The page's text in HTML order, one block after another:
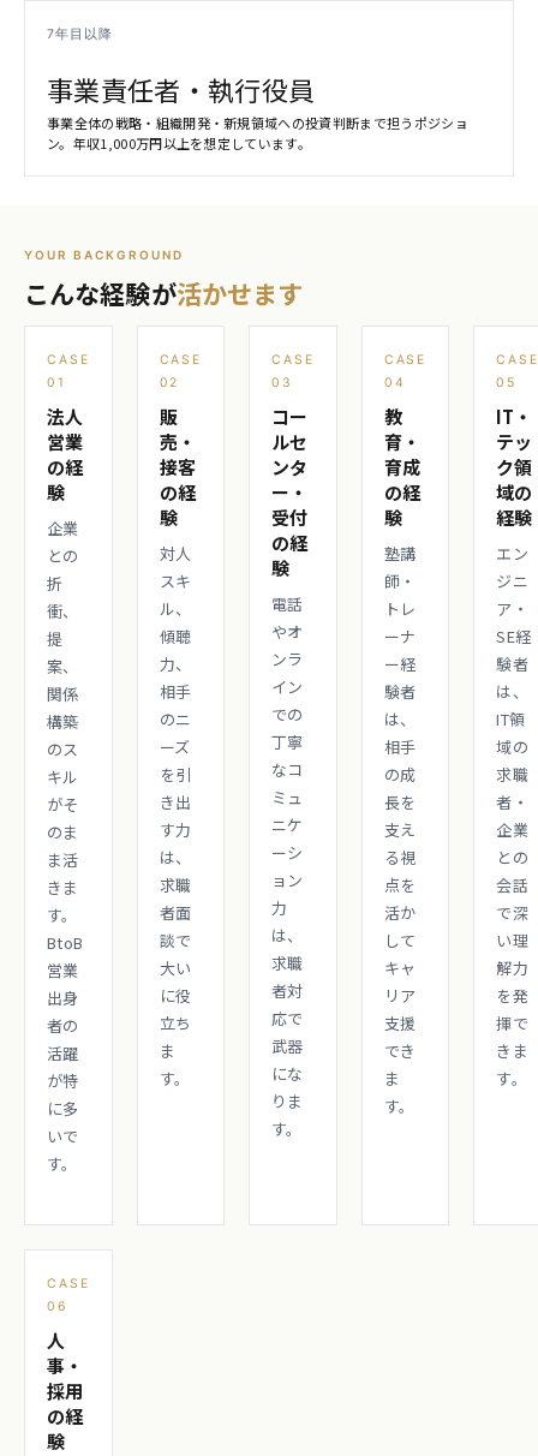
7年目以降
事業責任者・執行役員
事業全体の戦略・組織開発・新規領域への投資判断まで担うポジショ
ン。年収1,000万円以上を想定しています。
YOUR BACKGROUND
こんな経験が活かせます
CASE
01
法人
営業
の経
験
企業
との
折
衝、
提
案、
関係
構築
のス
キル
がそ
のま
ま活
きま
す。
BtoB
営業
出身
者の
活躍
が特
に多
いで
す。
CASE
02
販
売・
接客
の経
験
対人
スキ
ル、
傾聴
力、
相手
のニ
ーズ
を引
き出
す力
は、
求職
者面
談で
大い
に役
立ち
ま
す。
CASE
03
コー
ルセ
ンタ
ー・
受付
の経
験
電話
やオ
ンラ
イン
での
丁寧
なコ
ミュ
ニケ
ーシ
ョン
力
は、
求職
者対
応で
武器
にな
りま
す。
CASE
04
教
育・
育成
の経
験
塾講
師・
トレ
ーナ
ー経
験者
は、
相手
の成
長を
支え
る視
点を
活か
して
キャ
リア
支援
でき
ま
す。
CASE
05
IT・
テッ
ク領
域の
経験
エン
ジニ
ア・
SE経
験者
は、
IT領
域の
求職
者・
企業
との
会話
で深
い理
解力
を発
揮で
きま
す。
CASE
06
人
事・
採用
の経
験